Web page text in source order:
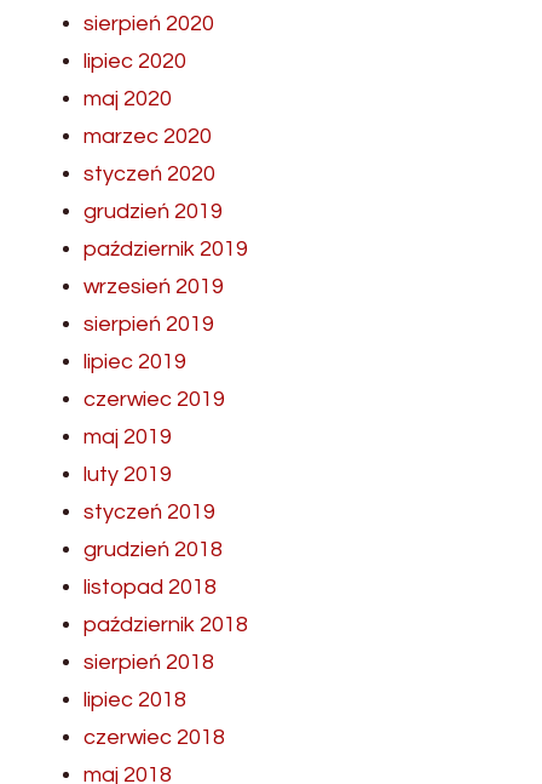
sierpień 2020
lipiec 2020
maj 2020
marzec 2020
styczeń 2020
grudzień 2019
październik 2019
wrzesień 2019
sierpień 2019
lipiec 2019
czerwiec 2019
maj 2019
luty 2019
styczeń 2019
grudzień 2018
listopad 2018
październik 2018
sierpień 2018
lipiec 2018
czerwiec 2018
maj 2018